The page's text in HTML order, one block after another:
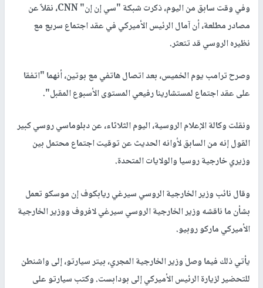
وفي وقت سابق من اليوم، ذكرت شبكة "سي إن إن" CNN، نقلاً عن
مصادر مطلعة، أن آمال الرئيس الأميركي في عقد اجتماع سريع مع
نظيره الروسي قد تتعثر.
وصرح ترامب يوم الخميس، بعد اتصال هاتفي مع بوتين، أنهما "اتفقا
على عقد اجتماع لمستشارينا رفيعي المستوى الأسبوع المقبل".
ونقلت وكالة الإعلام الروسية، اليوم الثلاثاء، عن دبلوماسي روسي كبير
القول إنه من السابق لأوانه الحديث عن توقيت اجتماع محتمل بين
وزيري خارجية روسيا والولايات المتحدة.
وقال نائب وزير الخارجية الروسي سيرغي ريابكوف إن موسكو تعمل
بشأن ما ناقشه وزير الخارجية الروسي سيرغي لافروف ووزير الخارجية
الأميركي ماركو روبيو.
يأتي ذلك فيما وصل وزير الخارجية المجري، بيتر سيارتو، إلى واشنطن
للتحضير لزيارة الرئيس الأميركي إلى بودابست. وكتب سيارتو على